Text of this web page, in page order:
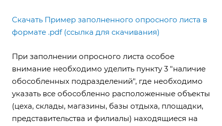
Скачать Пример заполненного опросного листа в
формате .pdf (ссылка для скачивания)
При заполнении опросного листа особое
внимание необходимо уделить пункту 3 "наличие
обособленных подразделений", где необходимо
указать все обособленно расположенные объекты
(цеха, склады, магазины, базы отдыха, площадки,
представительства и филиалы) находящиеся на